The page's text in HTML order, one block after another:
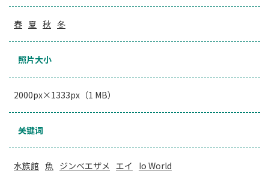
春 夏 秋 冬
照片大小
2000px×1333px（1 MB）
关键词
水族館 魚 ジンベエザメ エイ Io World